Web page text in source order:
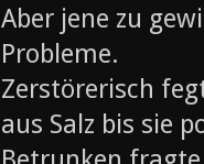
Aber jene zu
Probleme.
Zerstörerisch
aus Salz bis sie